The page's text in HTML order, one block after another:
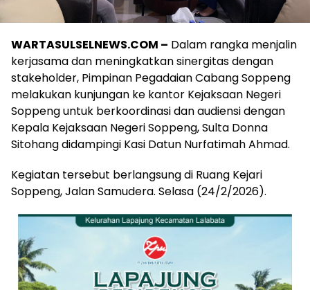
WARTASULSELNEWS.COM – Dalam rangka menjalin
kerjasama dan meningkatkan sinergitas dengan
stakeholder, Pimpinan Pegadaian Cabang Soppeng
melakukan kunjungan ke kantor Kejaksaan Negeri
Soppeng untuk berkoordinasi dan audiensi dengan
Kepala Kejaksaan Negeri Soppeng, Sulta Donna
Sitohang didampingi Kasi Datun Nurfatimah Ahmad.
Kegiatan tersebut berlangsung di Ruang Kejari
Soppeng, Jalan Samudera. Selasa (24/2/2026).